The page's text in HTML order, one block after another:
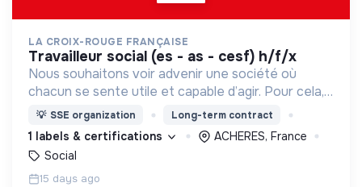
LA CROIX-ROUGE FRANÇAISE
travailleur social (es - as - cesf) h/f/x
Nous souhaitons voir advenir une société où
chacun se sente utile et capable d’agir. Pour cela,
nous proposons des moyens et des lieux
d’engagement innovants et adaptés à tous.
💡 SSE organization Long-term contract
1 labels & certifications
ACHERES, France
Social
15 days ago